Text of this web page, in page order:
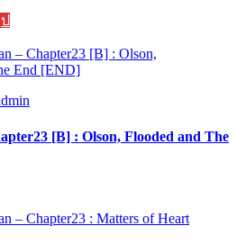
[B] : Olson, Flooded and The